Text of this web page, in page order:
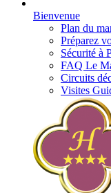
Bienvenue
Plan du
Préparez
Sécurité à
FAQ Le
Circuits
Visites